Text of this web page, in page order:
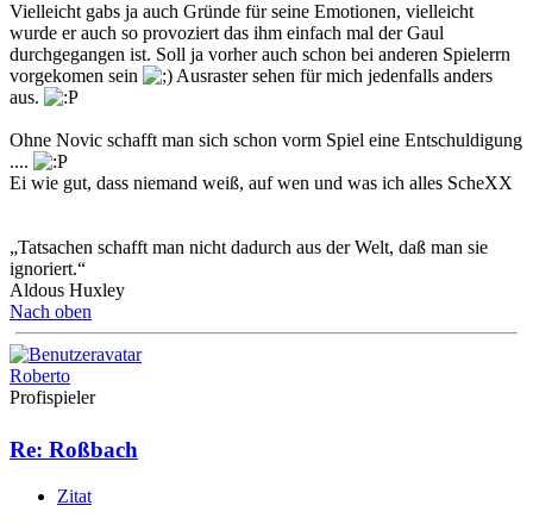
Vielleicht gabs ja auch Gründe für seine Emotionen, vielleicht
wurde er auch so provoziert das ihm einfach mal der Gaul
durchgegangen ist. Soll ja vorher auch schon bei anderen Spielerrn
vorgekomen sein
Ausraster sehen für mich jedenfalls anders
aus.
Ohne Novic schafft man sich schon vorm Spiel eine Entschuldigung
....
Ei wie gut, dass niemand weiß, auf wen und was ich alles ScheXX
„Tatsachen schafft man nicht dadurch aus der Welt, daß man sie
ignoriert.“
Aldous Huxley
Nach oben
Roberto
Profispieler
Re: Roßbach
Zitat